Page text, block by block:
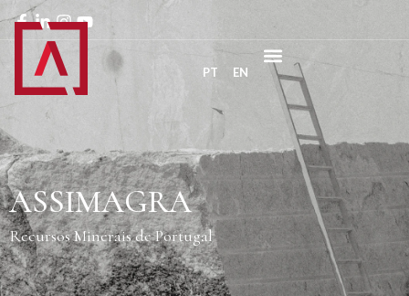
PT EN
ASSIMAGRA
Recursos Minerais de Portugal